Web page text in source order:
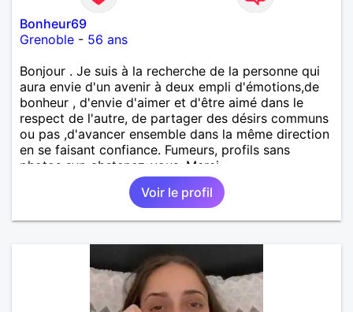
Bonheur69
Grenoble - 56 ans
Bonjour . Je suis à la recherche de la personne qui
aura envie d'un avenir à deux empli d'émotions,de
bonheur , d'envie d'aimer et d'être aimé dans le
respect de l'autre, de partager des désirs communs
ou pas ,d'avancer ensemble dans la même direction
en se faisant confiance. Fumeurs, profils sans
photos svp abstenez-vous. Merci.
Voir le profil